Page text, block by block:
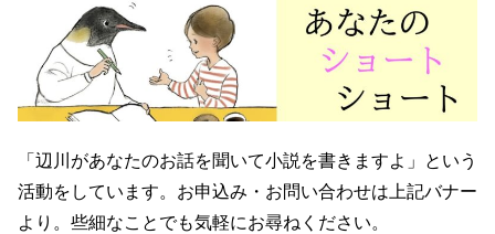
「辺川があなたのお話を聞いて小説を書きますよ」という
活動をしています。お申込み・お問い合わせは上記バナー
より。些細なことでも気軽にお尋ねください。